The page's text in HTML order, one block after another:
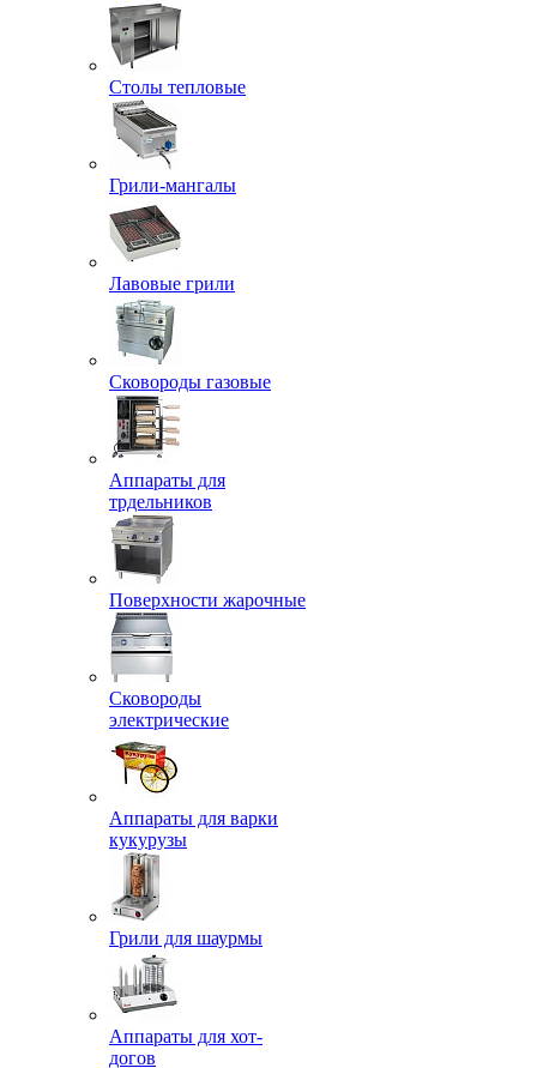
Столы тепловые
Грили-мангалы
Лавовые грили
Сковороды газовые
Аппараты для
трдельников
Поверхности жарочные
Сковороды
электрические
Аппараты для варки
кукурузы
Грили для шаурмы
Аппараты для хот-
догов